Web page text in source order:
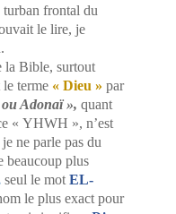
turban frontal du
le lire, je
la Bible, surtout
le terme « Dieu » par
Adonaï », quant
« YHWH », n’est
ne parle pas du
beaucoup plus
seul le mot EL-
le plus exact pour